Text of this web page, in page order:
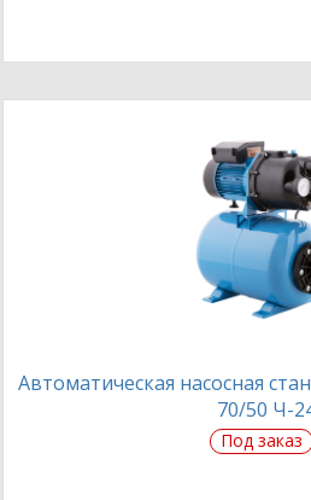
Автоматическая насосная
70/50 Ч-
Под заказ